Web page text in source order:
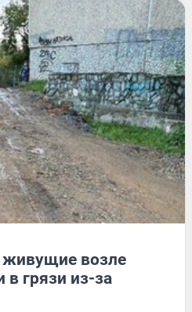
возле
в грязи из-за